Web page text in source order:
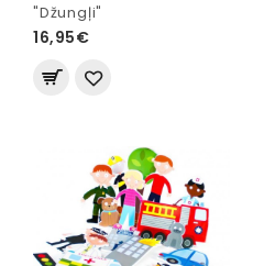
"Džungļi"
16,95€